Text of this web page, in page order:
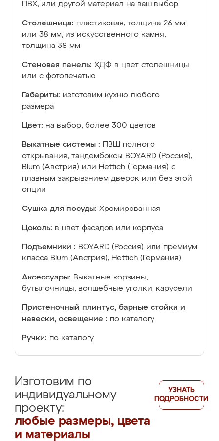
ПВХ, или другой материал на ваш выбор
Столешница: пластиковая, толщина 26 мм
или 38 мм; из искусственного камня,
толщина 38 мм
Стеновая панель: ХДФ в цвет столешницы
или с фотопечатью
Габариты: изготовим кухню любого
размера
Цвет: на выбор, более 300 цветов
Выкатные системы :
ПВШ полного
открывания, тандембоксы BOYARD (Россия),
Blum (Австрия) или Hettich (Германия) с
плавным закрыванием дверок или без этой
опции
Сушка для посуды: Хромированная
Цоколь: в цвет фасадов или корпуса
Подъемники : BOYARD (Россия) или премиум
класса Blum (Австрия), Hettich (Германия)
Аксессуары: Выкатные корзины,
бутылочницы, волшебные уголки, карусели
Пристеночный плинтус, барные стойки и
навески, освещение : по каталогу
Ручки: по каталогу
Изготовим по
индивидуальному
проекту:
любые размеры, цвета
и материалы
УЗНАТЬ
ПОДРОБНОСТИ